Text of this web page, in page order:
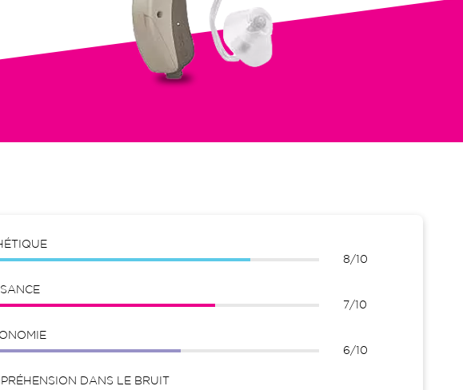
8/10
7/10
6/10
DANS LE BRUIT